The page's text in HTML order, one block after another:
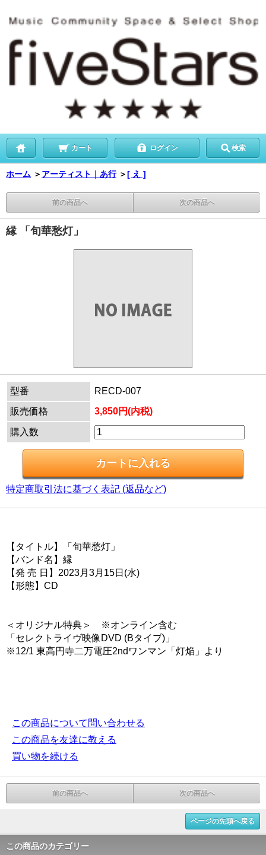
カート ログイン 検索
ホーム ＞ アーティスト｜あ行 ＞[ え ]
前の商品へ 次の商品へ
縁 「旬華愁灯」
型番
RECD-007
販売価格
3,850円(内税)
購入数
特定商取引法に基づく表記 (返品など)
【タイトル】「旬華愁灯」
【バンド名】縁
【発 売 日】2023月3月15日(水)
【形態】CD
＜オリジナル特典＞ ※オンライン含む
「セレクトライヴ映像DVD (Bタイプ)」
※12/1 東高円寺二万電圧2ndワンマン「灯焔」より
この商品について問い合わせる
この商品を友達に教える
買い物を続ける
前の商品へ 次の商品へ
ページの先頭へ戻る
この商品のカテゴリー